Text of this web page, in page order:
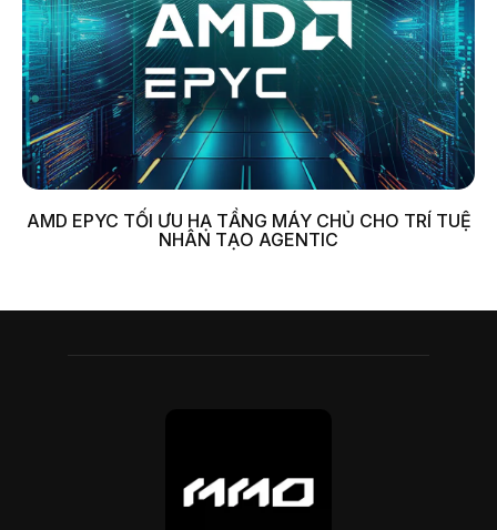
AMD EPYC TỐI ƯU HẠ TẦNG MÁY CHỦ CHO TRÍ TUỆ
NHÂN TẠO AGENTIC